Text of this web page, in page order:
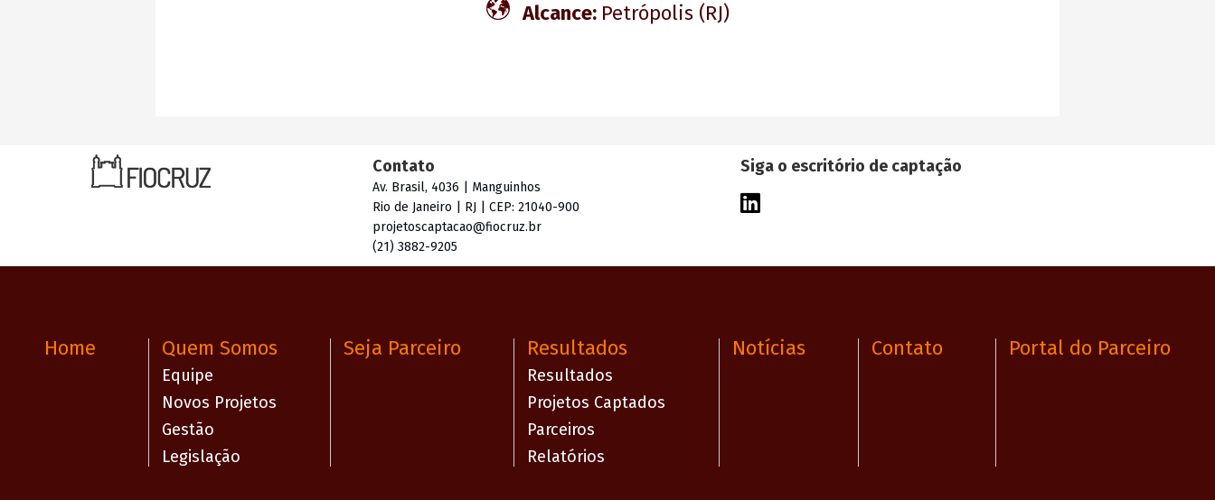
Alcance: Petrópolis (RJ)
Contato
Av. Brasil, 4036 | Manguinhos
Rio de Janeiro | RJ | CEP: 21040-900
projetoscaptacao@fiocruz.br
(21) 3882-9205
Siga o escritório de captação
Home Quem Somos
Equipe
Novos Projetos
Gestão
Legislação
Seja Parceiro Resultados
Resultados
Projetos Captados
Parceiros
Relatórios
Notícias Contato Portal do Parceiro